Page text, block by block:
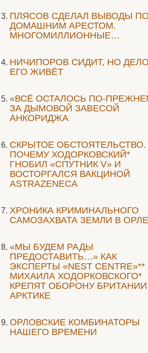
ПЛЯСОВ СДЕЛАЛ ВЫВОДЫ
ДОМАШНИМ АРЕСТОМ.
МНОГОМИЛЛИОННЫЕ…
НИЧИПОРОВ СИДИТ, НО ДЕЛО
ЕГО ЖИВЁТ
«ВСЁ ОСТАЛОСЬ ПО-
ЗА ДЫМОВОЙ ЗАВЕСОЙ
АНКОРИДЖА
СКРЫТОЕ ОБСТОЯТЕЛЬСТВО.
ПОЧЕМУ ХОДОРКОВСКИЙ*
ГНОБИЛ «СПУТНИК V» И
ВОСТОРГАЛСЯ ВАКЦИНОЙ
ASTRAZENECA
ХРОНИКА КРИМИНАЛЬНОГО
САМОЗАХВАТА ЗЕМЛИ В ОРЛЕ
«МЫ БУДЕМ РАДЫ
ПРЕДОСТАВИТЬ…» КАК
ЭКСПЕРТЫ «NEST CENTRE»**
МИХАИЛА ХОДОРКОВСКОГО*
КРЕПЯТ ОБОРОНУ БРИТАНИИ
АРКТИКЕ
ОРЛОВСКИЕ КОМБИНАТОРЫ
НАШЕГО ВРЕМЕНИ